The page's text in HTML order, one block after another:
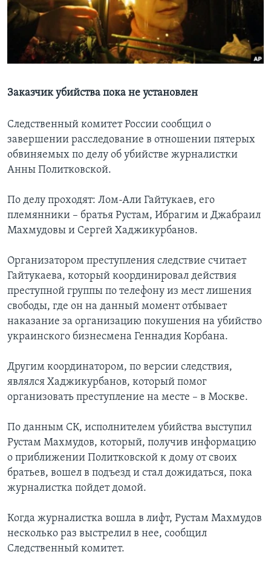
Learning English
СОЦИАЛЬНЫЕ СЕТИ
Заказчик убийства пока не установлен
Следственный комитет России сообщил о
завершении расследование в отношении пятерых
обвиняемых по делу об убийстве журналистки
Анны Политковской.
По делу проходят: Лом-Али Гайтукаев, его
племянники – братья Рустам, Ибрагим и Джабраил
Махмудовы и Сергей Хаджикурбанов.
Организатором преступления следствие считает
Гайтукаева, который координировал действия
преступной группы по телефону из мест лишения
свободы, где он на данный момент отбывает
наказание за организацию покушения на убийство
украинского бизнесмена Геннадия Корбана.
Другим координатором, по версии следствия,
являлся Хаджикурбанов, который помог
организовать преступление на месте – в Москве.
По данным СК, исполнителем убийства выступил
Рустам Махмудов, который, получив информацию
о приближении Политковской к дому от своих
братьев, вошел в подъезд и стал дожидаться, пока
журналистка пойдет домой.
Когда журналистка вошла в лифт, Рустам Махмудов
несколько раз выстрелил в нее, сообщил
Следственный комитет.